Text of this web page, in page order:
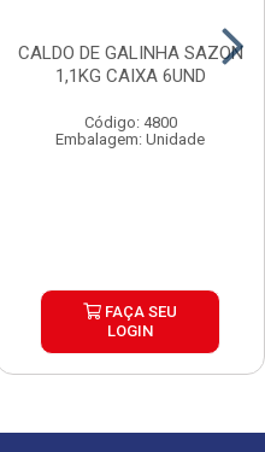
CALDO DE GALINHA SAZON
1,1KG CAIXA 6UND
Código: 4800
Embalagem: Unidade
FAÇA SEU
LOGIN